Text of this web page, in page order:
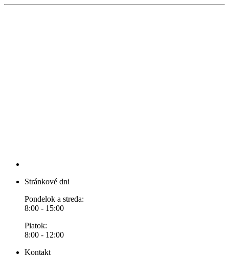
Stránkové dni
Pondelok a streda:
8:00 - 15:00
Piatok:
8:00 - 12:00
Kontakt